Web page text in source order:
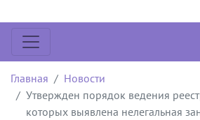
Главная
Новости
Утвержден порядок ведения
которых выявлена нелегальная